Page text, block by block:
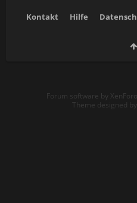
Kontakt Hilfe
Forum software by
Theme designed by